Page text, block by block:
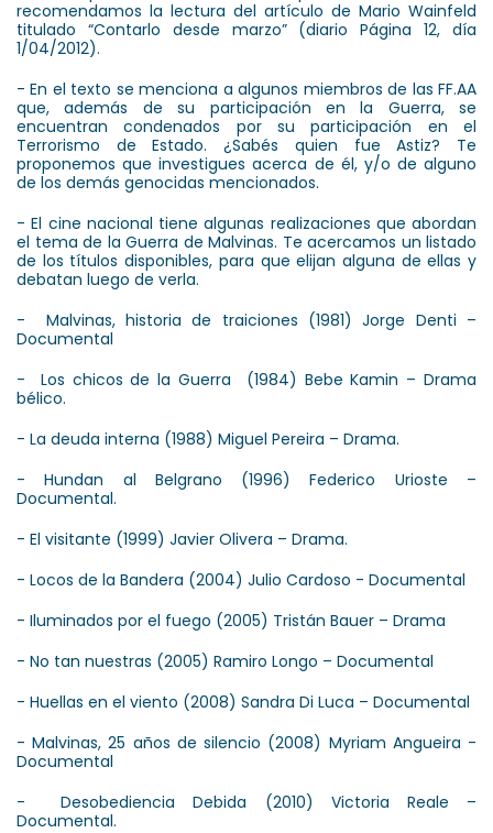
recomendamos la lectura del artículo de Mario Wainfeld
titulado “Contarlo desde marzo” (diario Página 12, día
1/04/2012).
- En el texto se menciona a algunos miembros de las FF.AA
que, además de su participación en la Guerra, se
encuentran condenados por su participación en el
Terrorismo de Estado. ¿Sabés quien fue Astiz? Te
proponemos que investigues acerca de él, y/o de alguno
de los demás genocidas mencionados.
- El cine nacional tiene algunas realizaciones que abordan
el tema de la Guerra de Malvinas. Te acercamos un listado
de los títulos disponibles, para que elijan alguna de ellas y
debatan luego de verla.
- Malvinas, historia de traiciones (1981) Jorge Denti –
Documental
- Los chicos de la Guerra (1984) Bebe Kamin – Drama
bélico.
- La deuda interna (1988) Miguel Pereira – Drama.
- Hundan al Belgrano (1996) Federico Urioste –
Documental.
- El visitante (1999) Javier Olivera – Drama.
- Locos de la Bandera (2004) Julio Cardoso - Documental
- Iluminados por el fuego (2005) Tristán Bauer – Drama
- No tan nuestras (2005) Ramiro Longo – Documental
- Huellas en el viento (2008) Sandra Di Luca – Documental
- Malvinas, 25 años de silencio (2008) Myriam Angueira -
Documental
- Desobediencia Debida (2010) Victoria Reale –
Documental.